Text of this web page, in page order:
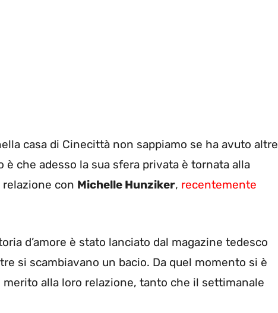
casa di Cinecittà non sappiamo se ha avuto altre
che adesso la sua sfera privata è tornata alla
con Michelle Hunziker, recentemente
d’amore è stato lanciato dal magazine tedesco
si scambiavano un bacio. Da quel momento si è
alla loro relazione, tanto che il settimanale